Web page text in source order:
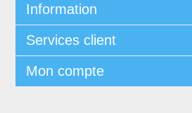
Information
Services client
Mon compte